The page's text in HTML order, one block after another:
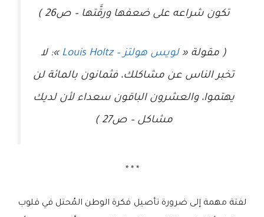
تكون شراعه على ضعفها ورقَّتها – ص26 )
( مقولة «لويس هولتز – Louis Holtz
»: لا
تخبر الناس عن مشاكلك، فثمانون بالمائة لن
يهتموا، والعشرون الباقون سعداء لأن لديك
مشاكل – ص27 )
* * *
لفتة مهمة إلى ضرورة تأصيل فكرة الوطن المُحتل في قلوب